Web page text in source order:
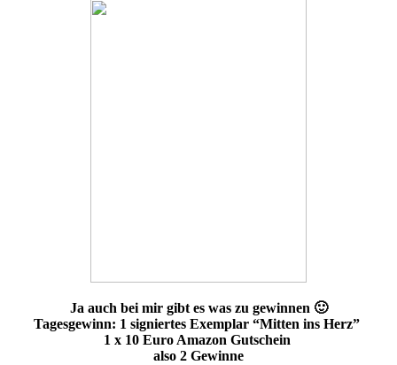
Ja auch bei mir gibt es was zu gewinnen 🙂
Tagesgewinn: 1 signiertes Exemplar “Mitten ins Herz”
1 x 10 Euro Amazon Gutschein
also 2 Gewinne